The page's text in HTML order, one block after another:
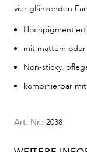
vier glänzenden
mit mattem oder
Non-sticky,
kombinierbar
Art.-Nr.: 2038